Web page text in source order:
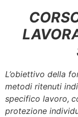
L’obiettivo della
metodi ritenuti
specifico lavoro,
protezione